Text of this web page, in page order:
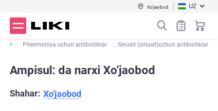
Xo'jaobod UZ
Pnevmoniya uchun antibiotiklar Sinusit (sinusit)uchun antibiotiklar
Ampisul: da narxi Xo'jaobod
Shahar: Xo'jaobod